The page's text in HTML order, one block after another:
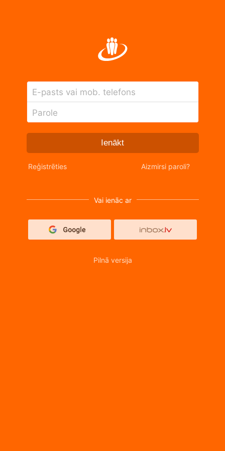
E-pasts vai mob. telefons
Parole
Ienākt
Reģistrēties Aizmirsi paroli?
Vai ienāc ar
Pilnā versija